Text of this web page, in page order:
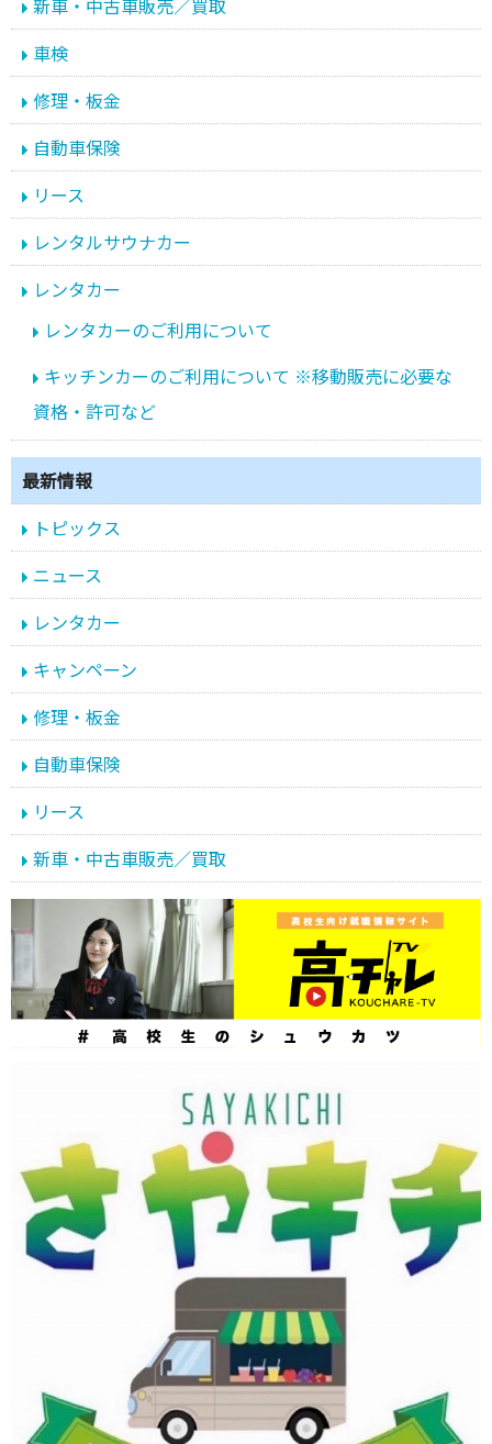
新車・中古車販売／買取
車検
修理・板金
自動車保険
リース
レンタルサウナカー
レンタカー
レンタカーのご利用について
キッチンカーのご利用について ※移動販売に必要な
資格・許可など
最新情報
トピックス
ニュース
レンタカー
キャンペーン
修理・板金
自動車保険
リース
新車・中古車販売／買取